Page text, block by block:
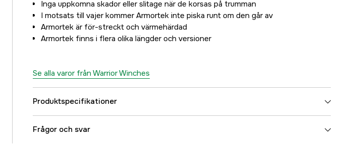
Inga uppkomna skador eller slitage när de korsas på trumman
I motsats till vajer kommer Armortek inte piska runt om den går av
Armortek är för-streckt och värmehärdad
Armortek finns i flera olika längder och versioner
Se alla varor från Warrior Winches
Produktspecifikationer
Referensnummer
Frågor och svar